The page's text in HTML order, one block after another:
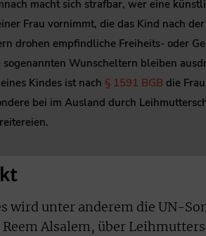
macht sich strafbar, wer eine
Frau vornimmt, die das Kind nach
drohen empfindliche Freiheits- oder
Wunscheltern bleiben
Kindes ist nach § 1591 BGB die
bei im Ausland durch
wird unter anderem die UN-
Alsalem, über